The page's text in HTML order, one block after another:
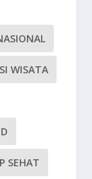
WISATA
SEHAT